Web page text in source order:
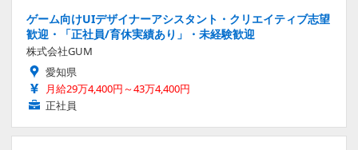
ゲーム向けUIデザイナーアシスタント・クリエイティブ志望
歓迎・「正社員/育休実績あり」・未経験歓迎
株式会社GUM
愛知県
月給29万4,400円～43万4,400円
正社員